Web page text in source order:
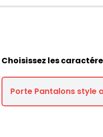
Choisissez les
Porte Pantalons style